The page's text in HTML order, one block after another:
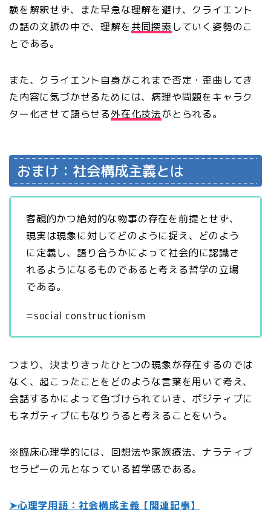
験を解釈せず、また早急な理解を避け、クライエント
の話の文脈の中で、理解を 共同探索 していく姿勢のこ
とである。
また、クライエント自身がこれまで否定・歪曲してき
た内容に気づかせるためには、病理や問題をキャラク
ター化させて語らせる外在化技法がとられる。
おまけ：社会構成主義とは
客観的かつ絶対的な物事の存在を前提とせず、
現実は現象に対してどのように捉え、どのよう
に定義し、語り合うかによって社会的に認識さ
れるようになるものであると考える哲学の立場
である。
=social constructionism
つまり、決まりきったひとつの現象が存在するのでは
なく、起こったことをどのような言葉を用いて考え、
会話するかによって色づけられていき、ポジティブに
もネガティブにもなりうると考えることをいう。
※臨床心理学的には、回想法や家族療法、ナラティブ
セラピーの元となっている哲学感である。
➤心理学用語：社会構成主義【関連記事】